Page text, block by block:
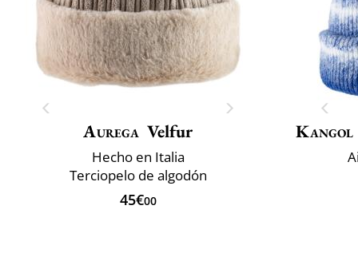
Aurega Velfur
Hecho en Italia
Terciopelo de algodón
45€00
Kangol